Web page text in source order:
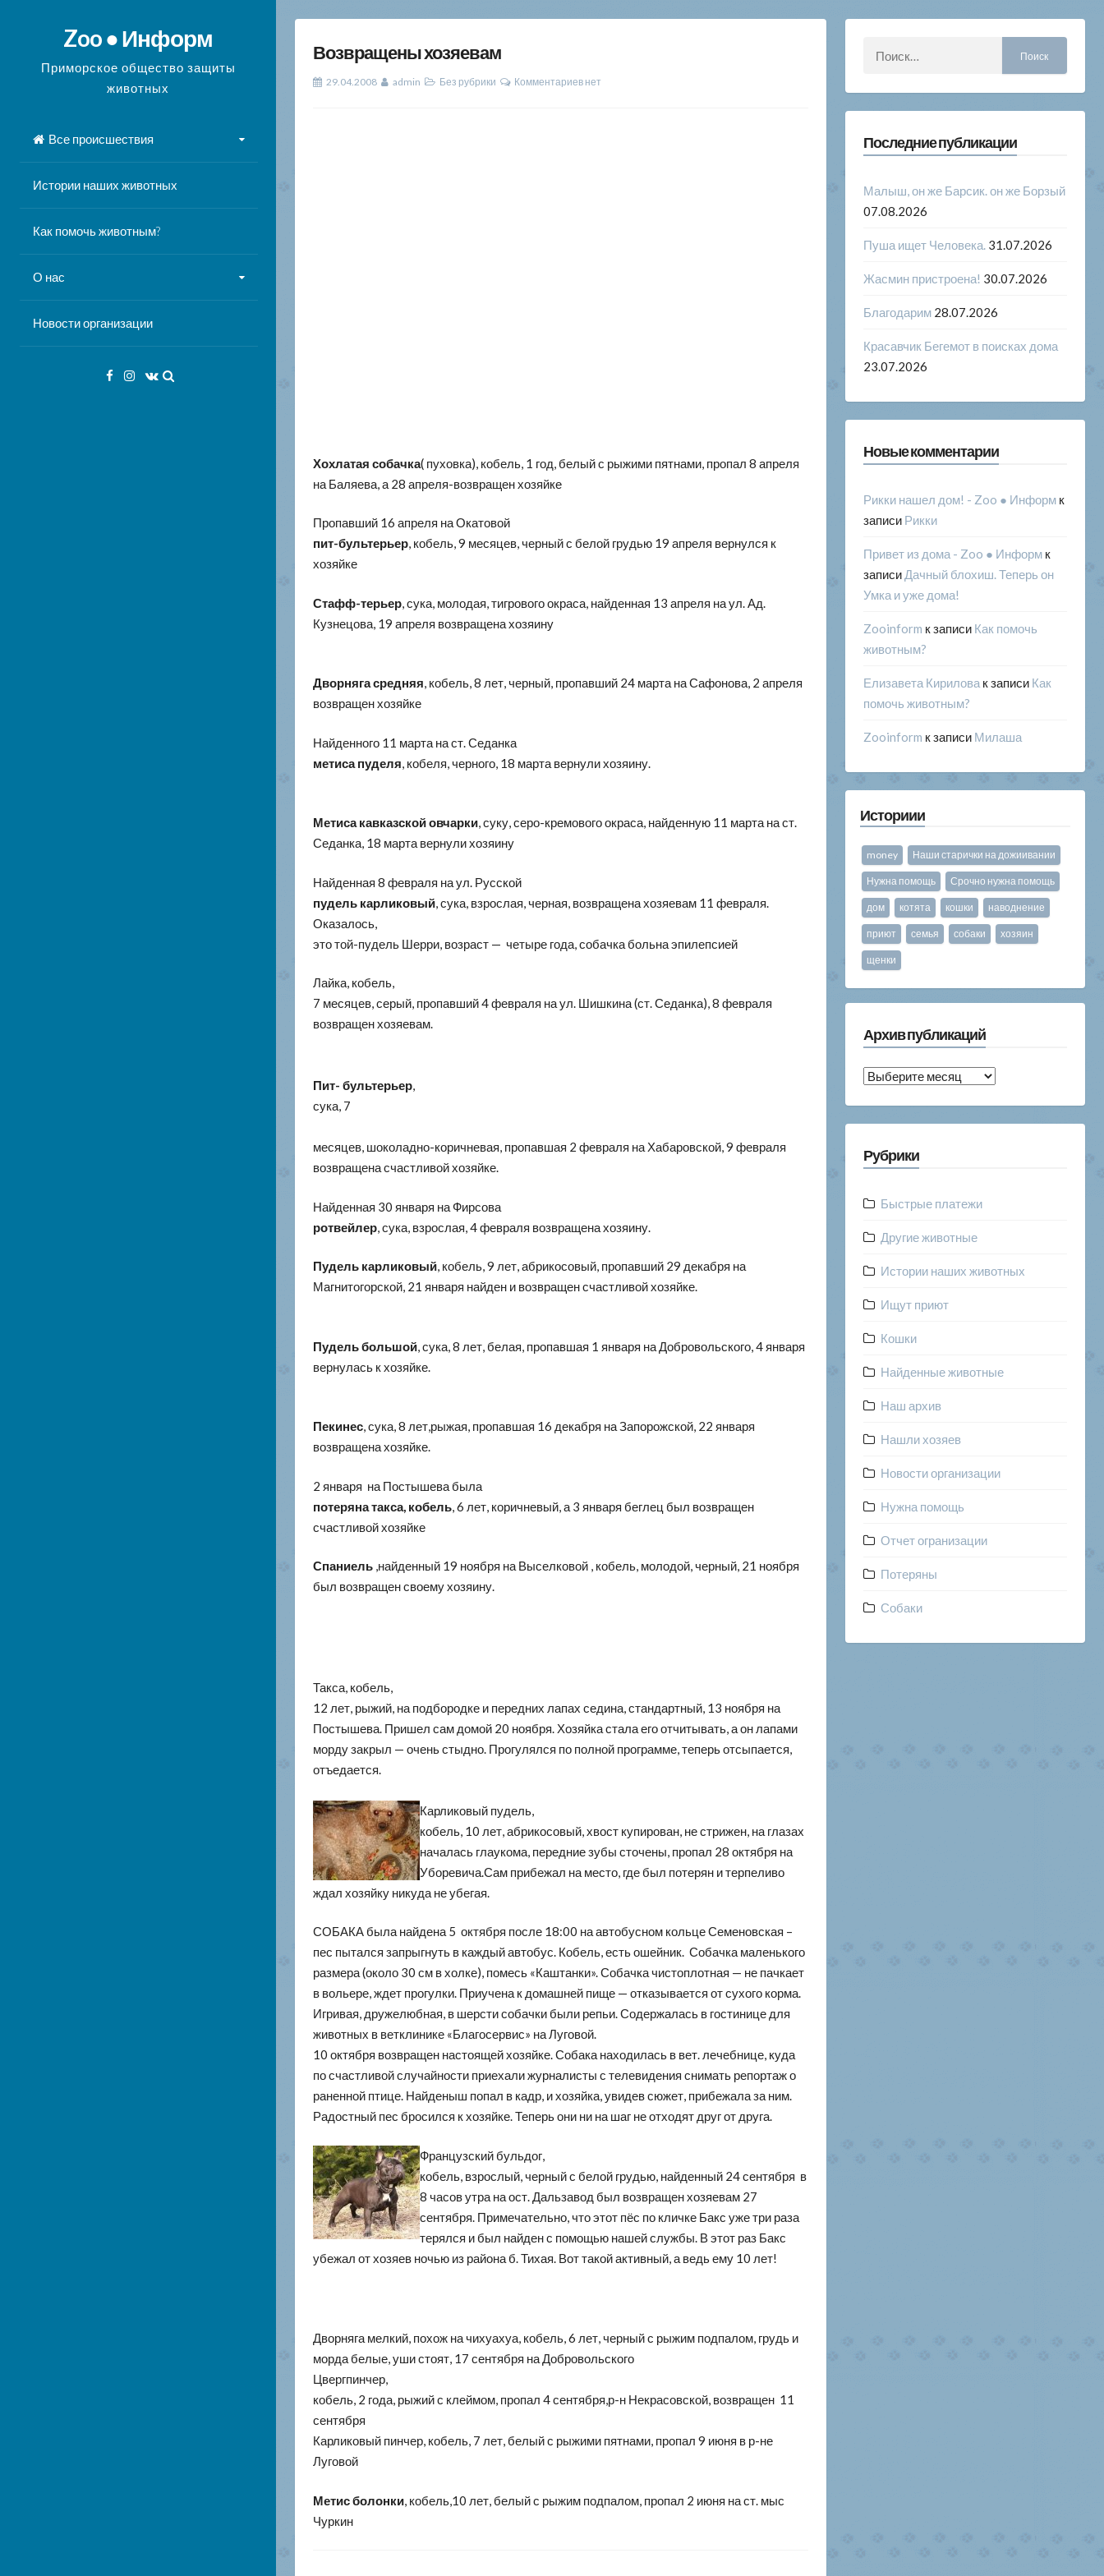
содержимомуZoo ● Информ
Приморское общество защиты
животных
Все происшествия
Истории наших животных
Как помочь животным?
О нас
Новости организации
Facebook
Instagram
VK
Возвращены хозяевам
29.04.2008 admin Без рубрики Комментариев нет
Хохлатая собачка( пуховка), кобель, 1 год, белый с рыжими пятнами, пропал 8 апреля
на Баляева, а 28 апреля-возвращен хозяйке
Пропавший 16 апреля на Окатовой
пит-бультерьер, кобель, 9 месяцев, черный с белой грудью 19 апреля вернулся к
хозяйке
Стафф-терьер , сука, молодая, тигрового окраса, найденная 13 апреля на ул. Ад.
Кузнецова, 19 апреля возвращена хозяину
Дворняга средняя, кобель, 8 лет, черный, пропавший 24 марта на Сафонова, 2 апреля
возвращен хозяйке
Найденного 11 марта на ст. Седанка
метиса пуделя , кобеля, черного, 18 марта вернули хозяину.
Метиса кавказской овчарки, суку, серо-кремового окраса, найденную 11 марта на ст.
Седанка, 18 марта вернули хозяину
Найденная 8 февраля на ул. Русской
пудель карликовый , сука, взрослая, черная, возвращена хозяевам 11 февраля.
Оказалось,
это той-пудель Шерри, возраст — четыре года, собачка больна эпилепсией
Лайка, кобель,
7 месяцев, серый, пропавший 4 февраля на ул. Шишкина (ст. Седанка), 8 февраля
возвращен хозяевам.
Пит- бультерьер,
сука, 7
месяцев, шоколадно-коричневая, пропавшая 2 февраля на Хабаровской, 9 февраля
возвращена счастливой хозяйке.
Найденная 30 января на Фирсова
ротвейлер , сука, взрослая, 4 февраля возвращена хозяину.
Пудель карликовый, кобель, 9 лет, абрикосовый, пропавший 29 декабря на
Магнитогорской, 21 января найден и возвращен счастливой хозяйке.
Пудель большой , сука, 8 лет, белая, пропавшая 1 января на Добровольского, 4 января
вернулась к хозяйке.
Пекинес, сука, 8 лет,рыжая, пропавшая 16 декабря на Запорожской, 22 января
возвращена хозяйке.
2 января на Постышева была
потеряна такса, кобель , 6 лет, коричневый, а 3 января беглец был возвращен
счастливой хозяйке
Спаниель ,найденный 19 ноября на Выселковой , кобель, молодой, черный, 21 ноября
был возвращен своему хозяину.
Такса, кобель,
12 лет, рыжий, на подбородке и передних лапах седина, стандартный, 13 ноября на
Постышева. Пришел сам домой 20 ноября. Хозяйка стала его отчитывать, а он лапами
морду закрыл — очень стыдно. Прогулялся по полной программе, теперь отсыпается,
отъедается.
Карликовый пудель,
кобель, 10 лет, абрикосовый, хвост купирован, не стрижен, на глазах
началась глаукома, передние зубы сточены, пропал 28 октября на
Уборевича.Сам прибежал на место, где был потерян и терпеливо
ждал хозяйку никуда не убегая.
СОБАКА была найдена 5 октября после 18:00 на автобусном кольце Семеновская –
пес пытался запрыгнуть в каждый автобус. Кобель, есть ошейник. Собачка маленького
размера (около 30 см в холке), помесь «Каштанки». Собачка чистоплотная — не пачкает
в вольере, ждет прогулки. Приучена к домашней пище — отказывается от сухого корма.
Игривая, дружелюбная, в шерсти собачки были репьи. Содержалась в гостинице для
животных в ветклинике «Благосервис» на Луговой.
10 октября возвращен настоящей хозяйке. Собака находилась в вет. лечебнице, куда
по счастливой случайности приехали журналисты с телевидения снимать репортаж о
раненной птице. Найденыш попал в кадр, и хозяйка, увидев сюжет, прибежала за ним.
Радостный пес бросился к хозяйке. Теперь они ни на шаг не отходят друг от друга.
Французский бульдог,
кобель, взрослый, черный с белой грудью, найденный 24 сентября в
8 часов утра на ост. Дальзавод был возвращен хозяевам 27
сентября. Примечательно, что этот пёс по кличке Бакс уже три раза
терялся и был найден с помощью нашей службы. В этот раз Бакс
убежал от хозяев ночью из района б. Тихая. Вот такой активный, а ведь ему 10 лет!
Дворняга мелкий, похож на чихуахуа, кобель, 6 лет, черный с рыжим подпалом, грудь и
морда белые, уши стоят, 17 сентября на Добровольского
Цвергпинчер,
кобель, 2 года, рыжий с клеймом, пропал 4 сентября,р-н Некрасовской, возвращен 11
сентября
Карликовый пинчер, кобель, 7 лет, белый с рыжими пятнами, пропал 9 июня в р-не
Луговой
Метис болонки , кобель,10 лет, белый с рыжим подпалом, пропал 2 июня на ст. мыс
Чуркин
Последние публикации
Малыш, он же Барсик. он же Борзый
07.08.2026
Пуша ищет Человека. 31.07.2026
Жасмин пристроена! 30.07.2026
Благодарим 28.07.2026
Красавчик Бегемот в поисках дома
23.07.2026
Новые комментарии
Рикки нашел дом! - Zoo ● Информ к
записи Рикки
Привет из дома - Zoo ● Информ к
записи Дачный блохиш. Теперь он
Умка и уже дома!
Zooinform к записи Как помочь
животным?
Елизавета Кирилова к записи Как
помочь животным?
Zooinform к записи Милаша
Историии
money Наши старички на дожиивании
Нужна помощь Срочно нужна помощь
дом котята кошки наводнение
приют семья собаки хозяин
щенки
Архив публикаций
Архив
Рубрики
Быстрые платежи
Другие животные
Истории наших животных
Ищут приют
Кошки
Найденные животные
Наш архив
Нашли хозяев
Новости организации
Нужна помощь
Отчет огранизации
Потеряны
Собаки